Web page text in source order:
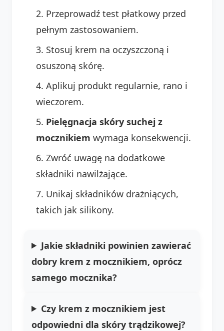
Przeprowadź test płatkowy przed
pełnym zastosowaniem.
Stosuj krem na oczyszczoną i
osuszoną skórę.
Aplikuj produkt regularnie, rano i
wieczorem.
Pielęgnacja skóry suchej z
mocznikiem wymaga konsekwencji.
Zwróć uwagę na dodatkowe
składniki nawilżające.
Unikaj składników drażniących,
takich jak silikony.
Jakie składniki powinien zawierać
dobry krem z mocznikiem, oprócz
samego mocznika?
Czy krem z mocznikiem jest
odpowiedni dla skóry trądzikowej?